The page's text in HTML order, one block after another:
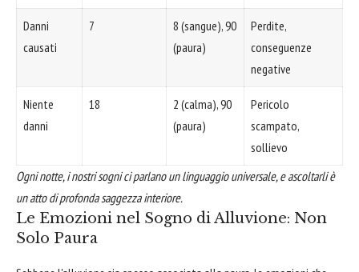
Danni
causati
7
8 (sangue), 90
(paura)
Perdite,
conseguenze
negative
Niente
danni
18
2 (calma), 90
(paura)
Pericolo
scampato,
sollievo
Ogni notte, i nostri sogni ci parlano un linguaggio universale, e ascoltarli è
un atto di profonda saggezza interiore.
Le Emozioni nel Sogno di Alluvione: Non
Solo Paura